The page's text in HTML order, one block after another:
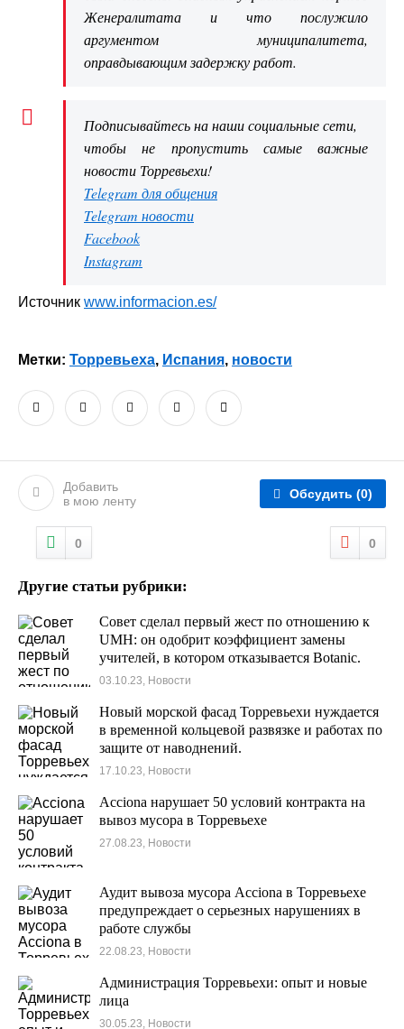
Женералитата и что послужило
аргументом муниципалитета,
оправдывающим задержку работ.
Подписывайтесь на наши социальные сети,
чтобы не пропустить самые важные
новости Торревьехи!
Telegram для общения
Telegram новости
Facebook
Instagram
Источник www.informacion.es/
Метки: Торревьеха, Испания, новости
Добавить
в мою ленту
Обсудить (0)
0 0
Другие статьи рубрики:
Совет сделал первый жест по отношению к
UMH: он одобрит коэффициент замены
учителей, в котором отказывается Botanic.
03.10.23, Новости
Новый морской фасад Торревьехи нуждается
в временной кольцевой развязке и работах по
защите от наводнений.
17.10.23, Новости
Acciona нарушает 50 условий контракта на
вывоз мусора в Торревьехе
27.08.23, Новости
Аудит вывоза мусора Acciona в Торревьехе
предупреждает о серьезных нарушениях в
работе службы
22.08.23, Новости
Администрация Торревьехи: опыт и новые
лица
30.05.23, Новости